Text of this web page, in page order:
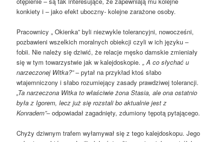
konkiety i – jako efekt uboczny- kolejne zarażone osoby.
Pracownicy „ Okienka” byli niezwykle tolerancyjni, nowocześni,
pozbawieni wszelkich moralnych obiekcji czyli w ich języku –
fobii. Nie należy się dziwić, że relacje męsko damskie zmieniały
się w tym towarzystwie jak w kalejdoskopie.„ A co słychać u
narzeczonej Witka?”– pytał na przykład ktoś słabo
wtajemniczony i słabo rozumiejący zasady prawdziwej tolerancji.
„Ta narzeczona Witka to właściwie żona Stasia, ale ona ostatnio
była z Igorem, lecz już się rozstali bo aktualnie jest z
Konradem”– odpowiadał zagadnięty, zdumiony tępotą pytającego.
Chyży dziwnym trafem wyłamywał się z tego kalejdoskopu. Jego